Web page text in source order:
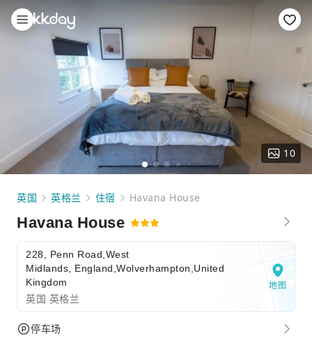
10
英国 英格兰 住宿 Havana House
Havana House
228, Penn Road,West
Midlands, England,Wolverhampton,United
Kingdom
英国 英格兰
地图
停车场